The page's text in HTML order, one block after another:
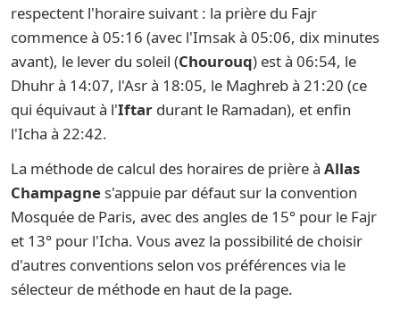
respectent l'horaire suivant : la prière du Fajr
commence à 05:16 (avec l'Imsak à 05:06, dix minutes
avant), le lever du soleil (Chourouq) est à 06:54, le
Dhuhr à 14:07, l'Asr à 18:05, le Maghreb à 21:20 (ce
qui équivaut à l'Iftar durant le Ramadan), et enfin
l'Icha à 22:42.
La méthode de calcul des horaires de prière à Allas
Champagne s'appuie par défaut sur la convention
Mosquée de Paris, avec des angles de 15° pour le Fajr
et 13° pour l'Icha. Vous avez la possibilité de choisir
d'autres conventions selon vos préférences via le
sélecteur de méthode en haut de la page.